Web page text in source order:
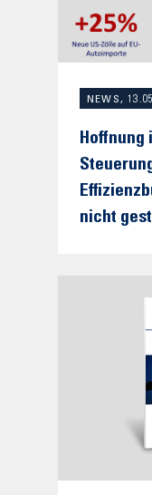
NEWS,
Hoffnung
nicht